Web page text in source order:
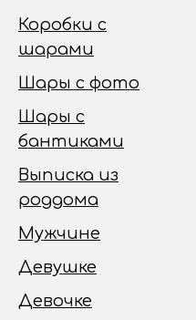
Коробки с
шарами
Шары с фото
Шары с
бантиками
Выписка из
роддома
Мужчине
Девушке
Девочке